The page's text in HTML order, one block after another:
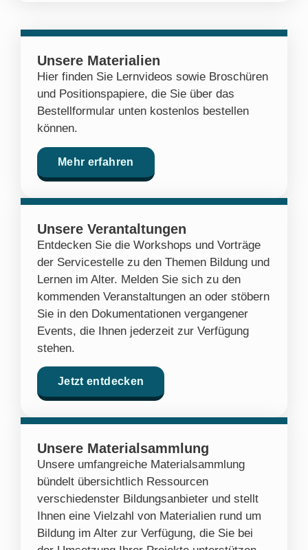
Unsere Materialien
Hier finden Sie Lernvideos sowie Broschüren
und Positionspapiere, die Sie über das
Bestellformular unten kostenlos bestellen
können.
Mehr erfahren
Unsere Verantaltungen
Entdecken Sie die Workshops und Vorträge
der Servicestelle zu den Themen Bildung und
Lernen im Alter. Melden Sie sich zu den
kommenden Veranstaltungen an oder stöbern
Sie in den Dokumentationen vergangener
Events, die Ihnen jederzeit zur Verfügung
stehen.
Jetzt entdecken
Unsere Materialsammlung
Unsere umfangreiche Materialsammlung
bündelt übersichtlich Ressourcen
verschiedenster Bildungsanbieter und stellt
Ihnen eine Vielzahl von Materialien rund um
Bildung im Alter zur Verfügung, die Sie bei